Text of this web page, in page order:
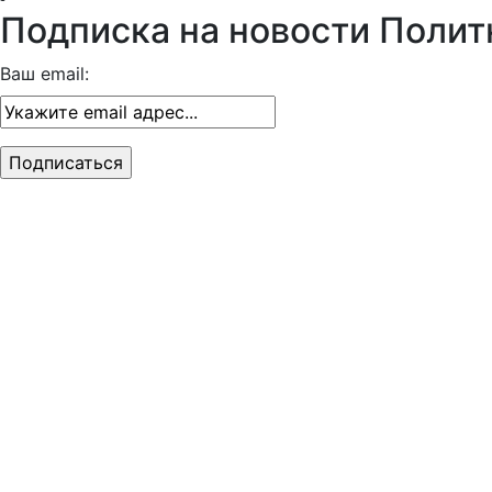
Подписка на новости
Ваш email: